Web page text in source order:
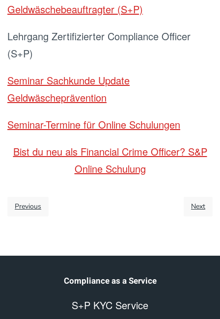
Geldwäschebeauftragter (S+P)
Lehrgang Zertifizierter Compliance Officer
(S+P)
Seminar Sachkunde Update
Geldwäscheprävention
Seminar-Termine für Online Schulungen
Bist du neu als Financial Crime Officer? S&P
Online Schulung
Previous Next
Compliance as a Service
S+P KYC Service